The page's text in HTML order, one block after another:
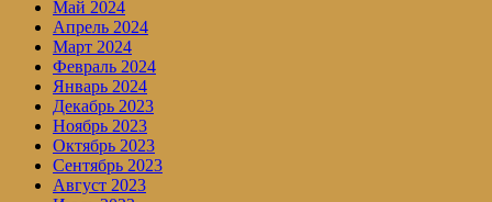
Май 2024
Апрель 2024
Март 2024
Февраль 2024
Январь 2024
Декабрь 2023
Ноябрь 2023
Октябрь 2023
Сентябрь 2023
Август 2023